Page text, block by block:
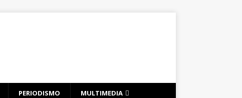
PERIODISMO MULTIMEDIA